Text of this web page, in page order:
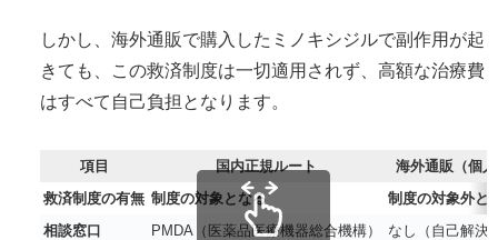
しかし、海外通販で購入したミノキシジルで副作用が起
きても、この救済制度は一切適用されず、高額な治療費
はすべて自己負担となります。
項目 国内正規ルート
海外通販（個
救済制度の有無 制度の対象となる
制度の対象外と
相談窓口
PMDA（医薬品医療機器総合機構） なし（自己解決